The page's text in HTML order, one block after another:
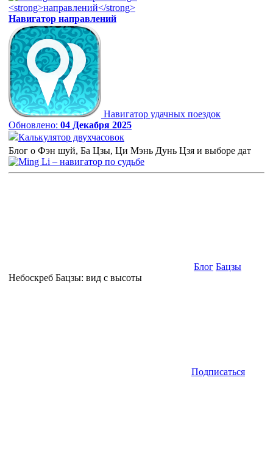
Навигатор направлений
Навигатор удачных поездок
Обновлено: 04 Декабря 2025
Калькулятор двухчасовок
Блог о Фэн шуй, Ба Цзы, Ци Мэнь Дунь Цзя и выборе дат
Блог Бацзы
Небоскреб Бацзы: вид с высоты
Подписаться